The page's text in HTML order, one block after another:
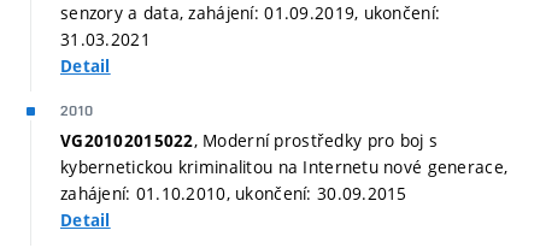
senzory a data, zahájení: 01.09.2019, ukončení:
31.03.2021
Detail
2010
VG20102015022, Moderní prostředky pro boj s
kybernetickou kriminalitou na Internetu nové generace,
zahájení: 01.10.2010, ukončení: 30.09.2015
Detail